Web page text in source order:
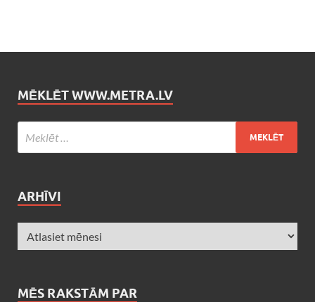
MĒKLĒT WWW.METRA.LV
ARHĪVI
MĒS RAKSTĀM PAR